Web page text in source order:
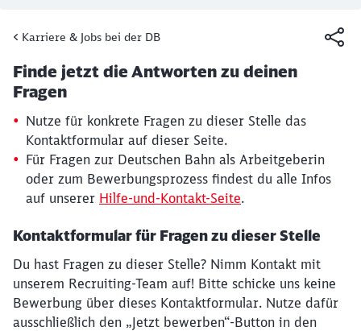
Ende des Sliders
Karriere & Jobs bei der DB
19. März 2026, 15:30 Uhr
Artikel:
Kontaktformular
Finde jetzt die Antworten zu deinen
Fragen
Nutze für konkrete Fragen zu dieser Stelle das
Kontaktformular auf dieser Seite.
Für Fragen zur Deutschen Bahn als Arbeitgeberin
oder zum Bewerbungsprozess findest du alle Infos
auf unserer Hilfe-und-Kontakt-Seite.
Kontaktformular für Fragen zu dieser Stelle
Du hast Fragen zu dieser Stelle? Nimm Kontakt mit
unserem Recruiting-Team auf! Bitte schicke uns keine
Bewerbung über dieses Kontaktformular. Nutze dafür
ausschließlich den „Jetzt bewerben“-Button in den